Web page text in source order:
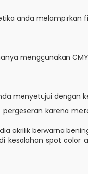
anda melampirkan
menggunakan
menyetujui dengan
karena
akrilik berwarna
kesalahan spot color